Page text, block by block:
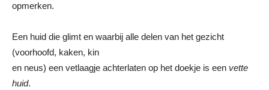
opmerken.
Een huid die glimt en waarbij alle delen van het gezicht
(voorhoofd, kaken, kin
en neus) een vetlaagje achterlaten op het doekje is een vette
huid.